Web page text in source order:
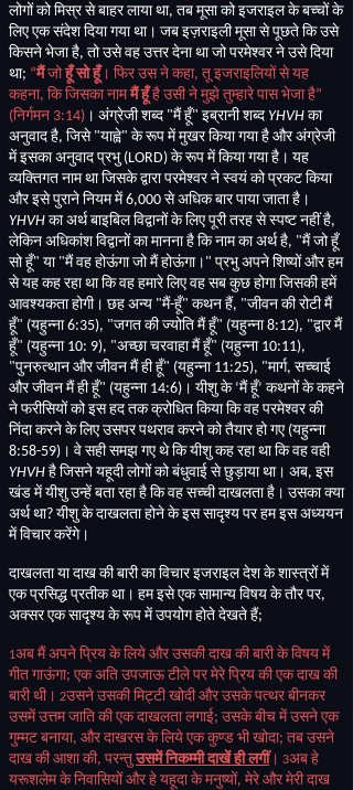
लोगों को मिस्र से बाहर लाया था, तब मूसा को इजराइल के बच्चों के
लिए एक संदेश दिया गया था। जब इज़राइली मूसा से पूछते कि उसे
किसने भेजा है, तो उसे वह उत्तर देना था जो परमेश्वर ने उसे दिया
था; “मैंजोहूँ सो हूँ। फिर उस ने कहा, तू इजराइलियों से यह
कहना, कि जिसका नाममैं हूँहै उसी ने मुझे तुम्हारे पास भेजा है”
(निर्गमन 3:14) । अंग्रेजी शब्द "मैं हूँ" इब्रानी शब्द YHVH का
अनुवाद है, जिसे "याह्वे" के रूप में मुखर किया गया है और अंग्रेजी
में इसका अनुवाद प्रभु (LORD) के रूप में किया गया है। यह
व्यक्तिगत नाम था जिसके द्वारा परमेश्वर ने स्वयं को प्रकट किया
और इसे पुराने नियम में6,000 से अधिक बार पाया जाता है।
YHVH का अर्थ बाइबिल विद्वानों के लिए पूरी तरह से स्पष्ट नहीं है,
लेकिन अधिकांश विद्वानों का मानना ​​है कि नाम का अर्थ है, "मैं जो हूँ
सो हूँ" या "मैं वह होऊंगा जो मैं होऊंगा। " प्रभु अपने शिष्यों और हम
से यह कह रहा था कि वह हमारे लिए वह सब कुछ होगा जिसकी हमें
आवश्यकता होगी। छह अन्य "मैं-हूँ" कथन हैं, "जीवन की रोटी मैं
हूँ" (यहुन्ना6:35), "जगत की ज्योति मैं हूँ" (यहुन्ना8:12), "द्वार मैं
हूँ" (यहुन्ना 10: 9), "अच्छा चरवाहा मैं हूँ" (यहुन्ना 10:11),
"पुनरुत्थान और जीवन मैं ही हूँ" (यहुन्ना 11:25), "मार्ग, सच्चाई
और जीवन मैं ही हूँ" (यहुन्ना 14:6) । यीशु के ‘मैं हूँ’ कथनों के कहने
ने फरीसियों को इस हद तक क्रोधित किया कि वह परमेश्वर की
निंदा करने के लिए उसपर पथराव करने को तैयार हो गए (यहुन्ना
8:58-59) । वे सही समझ गए थे कि यीशु कह रहा था कि वह वही
YHVH है जिसने यहूदी लोगों को बंधुवाई से छुड़ाया था। अब, इस
खंड में यीशु उन्हें बता रहा है कि वह सच्ची दाखलता है। उसका क्या
अर्थ था? यीशु के दाखलता होने के इस सादृश्य पर हम इस अध्ययन
में विचार करेंगे।
दाखलता या दाख की बारी का विचार इजराइल देश के शास्त्रों में
एक प्रसिद्ध प्रतीक था। हम इसे एक सामान्य विषय के तौर पर,
अक्सर एक सादृश्य के रूप में उपयोग होते देखते हैं;
1अब मैं अपने प्रिय के लिये और उसकी दाख की बारी के विषय में
गीत गाऊंगा; एक अति उपजाऊ टीले पर मेरे प्रिय की एक दाख की
बारी थी। 2उसने उसकी मिट्टी खोदी और उसके पत्थर बीनकर
उसमें उत्तम जाति की एक दाखलता लगाई; उसके बीच में उसने एक
गुम्मट बनाया, और दाखरस के लिये एक कुण्ड भी खोदा; तब उसने
दाख की आशा की, परन्तुउसमें निकम्मी दाखें ही लगीं। 3अब हे
यरूशलेम के निवासियों और हे यहूदा के मनुष्यों, मेरे और मेरी दाख